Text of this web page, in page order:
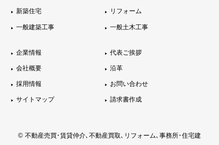
新築住宅 リフォーム
一般建築工事 一般土木工事
企業情報 代表ご挨拶
会社概要 沿革
採用情報 お問い合わせ
サイトマップ 請求書作成
© 不動産売買･賃貸仲介､不動産買取､リフォーム､事務所･住宅建